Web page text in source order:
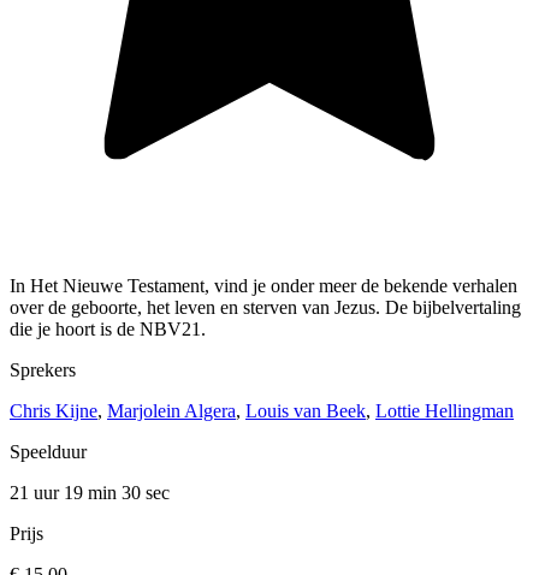
In Het Nieuwe Testament, vind je onder meer de bekende verhalen
over de geboorte, het leven en sterven van Jezus. De bijbelvertaling
die je hoort is de NBV21.
Sprekers
Chris Kijne, Marjolein Algera, Louis van Beek, Lottie Hellingman
Speelduur
21 uur 19 min 30 sec
Prijs